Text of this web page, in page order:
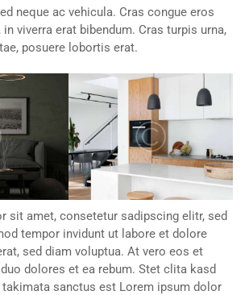
neque ac vehicula. Cras congue eros
viverra erat bibendum. Cras turpis urna,
posuere lobortis erat.
sit amet, consetetur sadipscing elitr, sed
tempor invidunt ut labore et dolore
sed diam voluptua. At vero eos et
dolores et ea rebum. Stet clita kasd
takimata sanctus est Lorem ipsum dolor